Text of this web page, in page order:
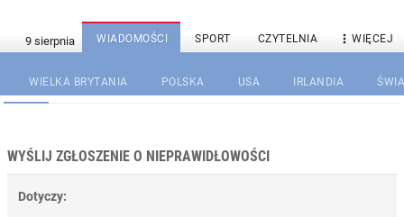
WIADOMOŚCI SPORT CZYTELNIA  WIĘCEJ
WIELKA BRYTANIA POLSKA USA IRLANDIA
WYŚLIJ ZGŁOSZENIE O NIEPRAWIDŁOWOŚCI
Dotyczy: